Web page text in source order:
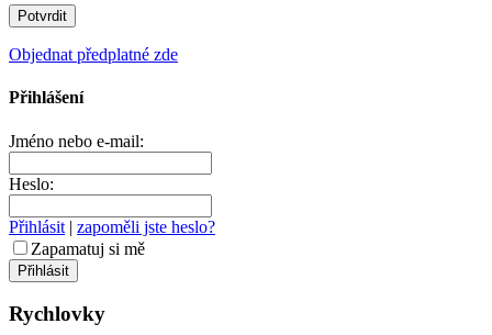
Objednat předplatné zde
Přihlášení
Jméno nebo e-mail:
Heslo:
Přihlásit | zapoměli jste heslo?
Zapamatuj si mě
Rychlovky